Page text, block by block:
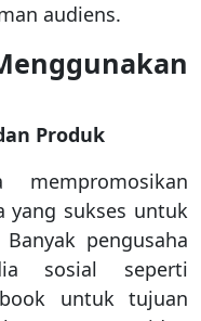
audiens.
Produk
yang sukses untuk
pengusaha
sosial seperti
untuk tujuan